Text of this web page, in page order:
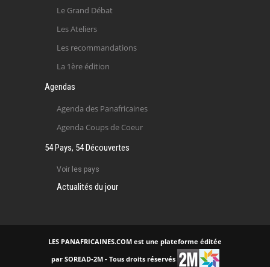
Le Grand Débat
Les Ateliers
Les recommandations
La 1ère édition
Agendas
Agenda des Panafricaines
Agenda Coups de Coeur
54 Pays, 54 Découvertes
Voir les pays
Actualités du jour
LES PANAFRICAINES.COM est une plateforme éditée
par SOREAD-2M - Tous droits réservés